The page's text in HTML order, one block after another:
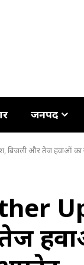
जनपद
और तेज हवाओं का